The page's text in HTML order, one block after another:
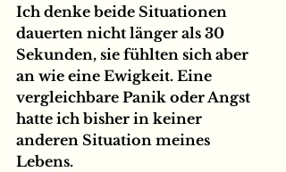
Ich denke beide Situationen
dauerten nicht länger als 30
Sekunden, sie fühlten sich aber
an wie eine Ewigkeit. Eine
vergleichbare Panik oder Angst
hatte ich bisher in keiner
anderen Situation meines
Lebens. ⁠